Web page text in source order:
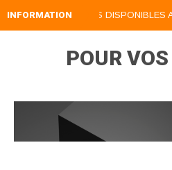
INFORMATION
NUMERIQUES DISPONIBLES AU
POUR VOS